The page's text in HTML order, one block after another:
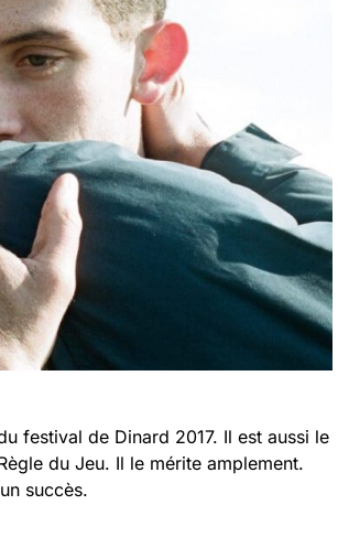
festival de Dinard 2017. Il est aussi le
du Jeu. Il le mérite amplement.
succès.